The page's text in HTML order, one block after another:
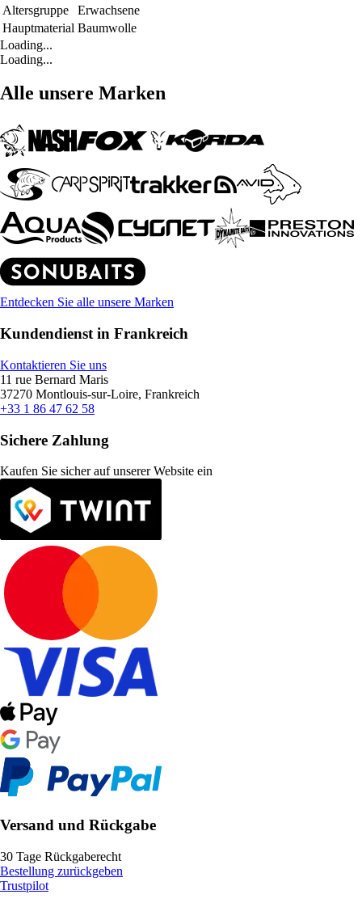
Altersgruppe
Erwachsene
Hauptmaterial Baumwolle
Loading...
Loading...
Alle unsere Marken
Entdecken Sie alle unsere Marken
Kundendienst in Frankreich
Kontaktieren Sie uns
11 rue Bernard Maris
37270 Montlouis-sur-Loire, Frankreich
+33 1 86 47 62 58
Sichere Zahlung
Kaufen Sie sicher auf unserer Website ein
Versand und Rückgabe
30 Tage Rückgaberecht
Bestellung zurückgeben
Trustpilot